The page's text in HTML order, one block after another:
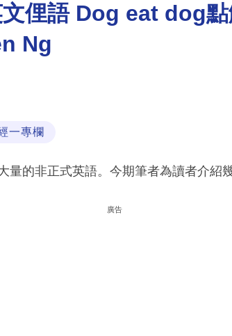
俚語 Dog eat dog
Ng
一專欄
量的非正式英語。今期筆者為讀者介紹
廣告